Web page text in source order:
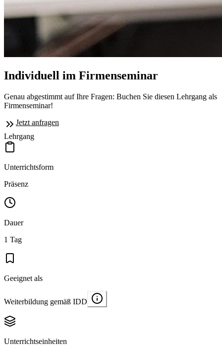
Individuell im Firmenseminar
Genau abgestimmt auf Ihre Fragen: Buchen Sie diesen Lehrgang als
Firmenseminar!
Jetzt anfragen
Lehrgang
Unterrichtsform
Präsenz
Dauer
1 Tag
Geeignet als
Weiterbildung gemäß IDD
Unterrichtseinheiten